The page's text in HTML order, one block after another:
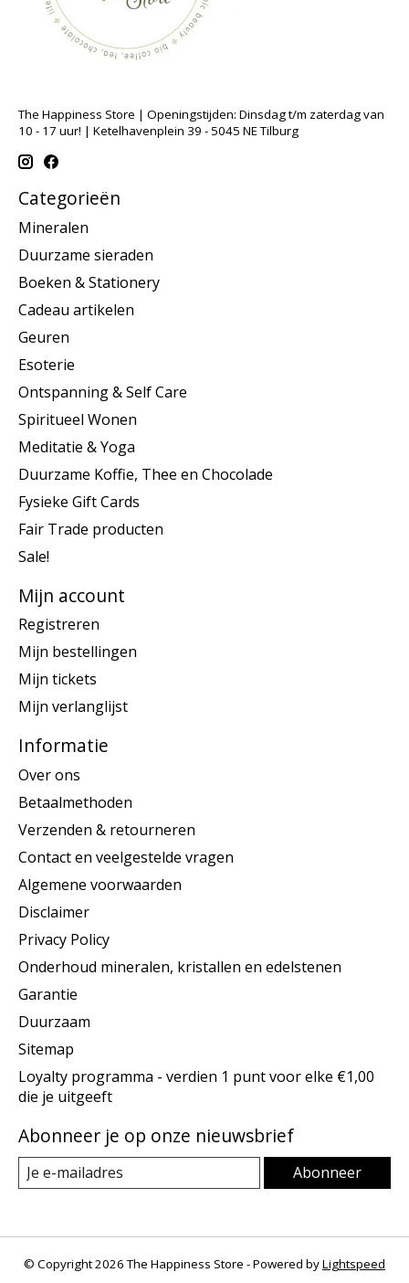
The Happiness Store | Openingstijden: Dinsdag t/m zaterdag van
10 - 17 uur! | Ketelhavenplein 39 - 5045 NE Tilburg
Categorieën
Mineralen
Duurzame sieraden
Boeken & Stationery
Cadeau artikelen
Geuren
Esoterie
Ontspanning & Self Care
Spiritueel Wonen
Meditatie & Yoga
Duurzame Koffie, Thee en Chocolade
Fysieke Gift Cards
Fair Trade producten
Sale!
Mijn account
Registreren
Mijn bestellingen
Mijn tickets
Mijn verlanglijst
Informatie
Over ons
Betaalmethoden
Verzenden & retourneren
Contact en veelgestelde vragen
Algemene voorwaarden
Disclaimer
Privacy Policy
Onderhoud mineralen, kristallen en edelstenen
Garantie
Duurzaam
Sitemap
Loyalty programma - verdien 1 punt voor elke €1,00
die je uitgeeft
Abonneer je op onze nieuwsbrief
Abonneer
© Copyright 2026 The Happiness Store - Powered byLightspeed